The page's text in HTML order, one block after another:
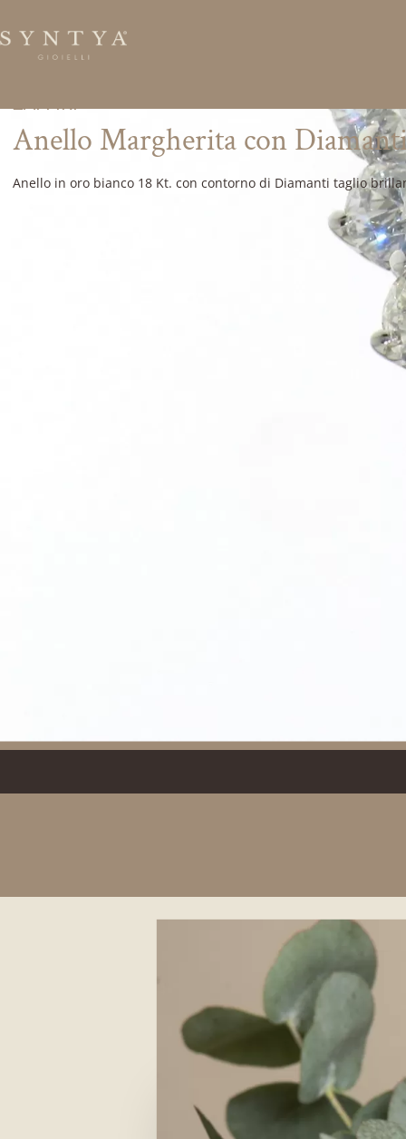
ZAFFIRI
Anello Margherita con
Anello in oro bianco 18 Kt. con contorno di Diamanti taglio
Desideri maggiori
Compila il modulo per ricevere velocemente tutte